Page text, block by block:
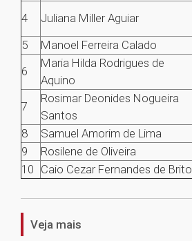
4
Juliana Miller Aguiar
5
Manoel Ferreira Calado
6
Maria Hilda Rodrigues de
Aquino
7
Rosimar Deonides Nogueira
Santos
8
Samuel Amorim de Lima
9
Rosilene de Oliveira
10 Caio Cezar Fernandes de Brito
1
Veja mais